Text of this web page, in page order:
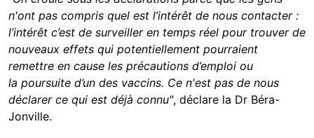
n'ont pas compris quel est l’intérêt de nous contacter :
l’intérêt c’est de surveiller en temps réel pour trouver de
nouveaux effets qui potentiellement pourraient
remettre en cause les précautions d’emploi ou
la poursuite d’un des vaccins. Ce n'est pas de nous
déclarer ce qui est déjà connu", déclare la Dr Béra-
Jonville.